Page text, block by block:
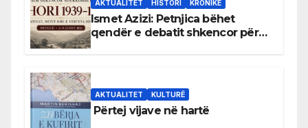
AKTUALITET HISTORI KRONIKË
Ismet Azizi: Petnjica bëhet
qendër e debatit shkencor për
AKTUALITET KULTURË
Përtej vijave në hartë